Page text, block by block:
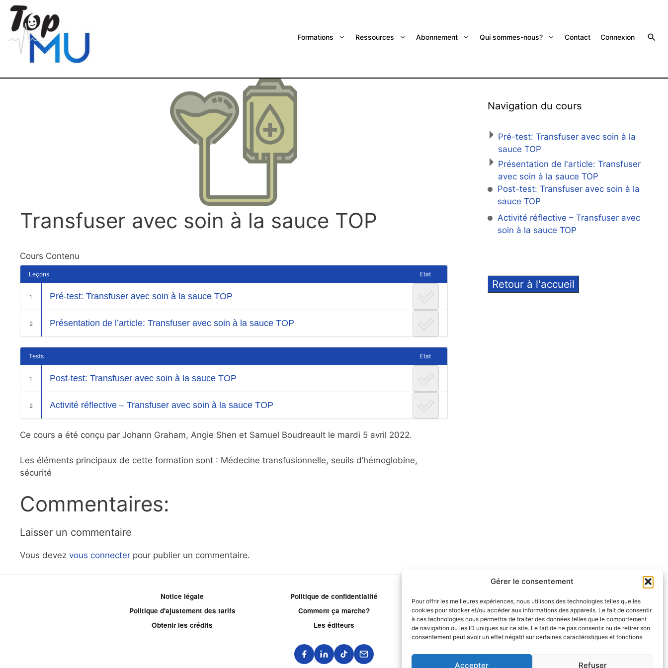
Gérer le consentement
Pour offrir les meilleures expériences, nous utilisons des technologies telles que les
cookies pour stocker et/ou accéder aux informations des appareils. Le fait de consentir
à ces technologies nous permettra de traiter des données telles que le comportement
de navigation ou les ID uniques sur ce site. Le fait de ne pas consentir ou de retirer son
consentement peut avoir un effet négatif sur certaines caractéristiques et fonctions.
Accepter Refuser
Formations Ressources Abonnement Qui sommes-nous? Contact Connexion
Transfuser avec soin à la sauce TOP
Cours Contenu
Leçons Etat
1 Pré-test: Transfuser avec soin à la sauce TOP
2 Présentation de l’article: Transfuser avec soin à la sauce TOP
Tests Etat
1 Post-test: Transfuser avec soin à la sauce TOP
2 Activité réflective – Transfuser avec soin à la sauce TOP
Ce cours a été conçu par Johann Graham, Angie Shen et Samuel Boudreault le mardi 5 avril 2022.
Les éléments principaux de cette formation sont : Médecine transfusionnelle, seuils d’hémoglobine,
sécurité
Commentaires:
Laisser un commentaire
Vous devez vous connecter pour publier un commentaire.
Navigation du cours
Pré-test: Transfuser avec soin à la
sauce TOP
Présentation de l'article: Transfuser
avec soin à la sauce TOP
Post-test: Transfuser avec soin à la
sauce TOP
Activité réflective – Transfuser avec
soin à la sauce TOP
Retour à l'accueil
Notice légale Politique de confidentialité
Politique d'ajustement des tarifs
Comment ça marche?
Qui sommes-nous?
Obtenir les crédits
Les éditeurs Les experts et collaborateurs